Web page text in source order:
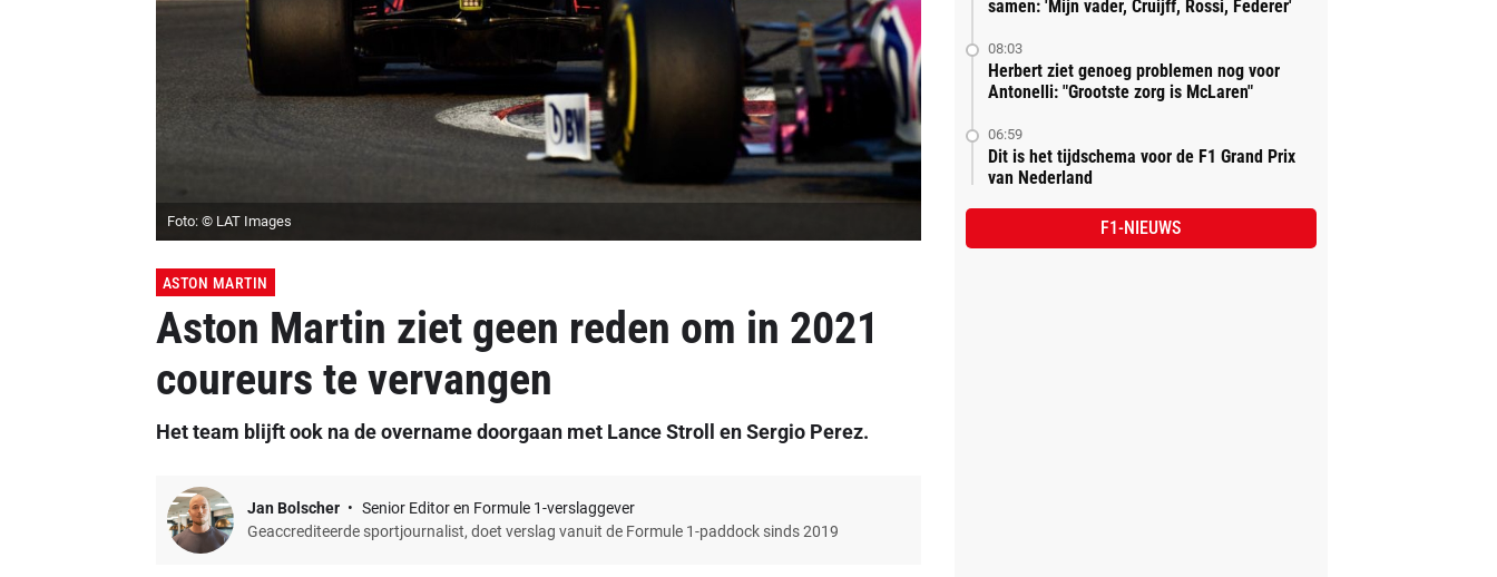
Foto: © LAT Images
ASTON MARTIN
Aston Martin ziet geen reden om in 2021
coureurs te vervangen
Het team blijft ook na de overname doorgaan met Lance Stroll en Sergio Perez.
Jan Bolscher
Senior Editor en Formule 1-verslaggever
Geaccrediteerde sportjournalist, doet verslag vanuit de Formule 1-paddock sinds 2019
samen: 'Mijn vader, Cruijff, Rossi, Federer'
08:03
Herbert ziet genoeg problemen nog voor
Antonelli: "Grootste zorg is McLaren"
06:59
Dit is het tijdschema voor de F1 Grand Prix
van Nederland
F1-NIEUWS